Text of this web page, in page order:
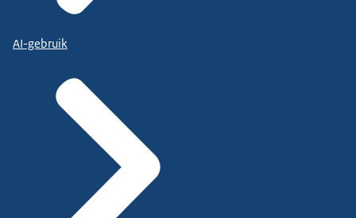
AI-gebruik